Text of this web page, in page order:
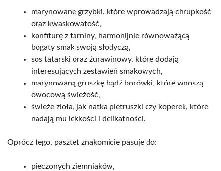
marynowane grzybki, które wprowadzają chrupkość
oraz kwaskowatość,
konfiturę z tarniny, harmonijnie równoważącą
bogaty smak swoją słodyczą,
sos tatarski oraz żurawinowy, które dodają
interesujących zestawień smakowych,
marynowaną gruszkę bądź borówki, które wnoszą
owocową świeżość,
świeże zioła, jak natka pietruszki czy koperek, które
nadają mu lekkości i delikatności.
Oprócz tego, pasztet znakomicie pasuje do:
pieczonych ziemniaków,